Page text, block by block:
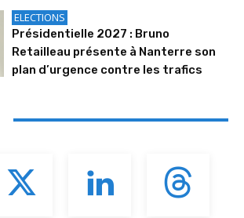
ELECTIONS
Présidentielle 2027 : Bruno
Retailleau présente à Nanterre son
plan d’urgence contre les trafics